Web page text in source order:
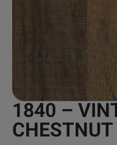
1840 –
CHESTNUT